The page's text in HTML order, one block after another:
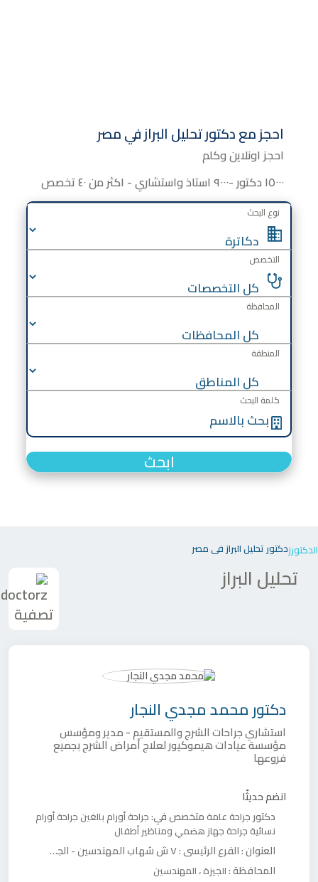
احجز مع دكتور تحليل البراز في مصر
احجز اونلاين وكلم
١٥٠٠٠ دكتور -٩٠٠٠ استاذ واستشاري - اكثر من ٤٠ تخصص
نوع البحث
التخصص
المحافظة
المنطقة
كلمة البحث
ابحث
الدكتورزدكتور تحليل البراز في مصر
تحليل البراز
تصفية
دكتورمحمد مجدي النجار
استشاري جراحات الشرج والمستقيم - مدير ومؤسس
مؤسسة عيادات هيموكيور لعلاج أمراض الشرج بجميع
فروعها
انضم حديثًا
دكتور جراحة عامةمتخصص في:جراحة أورام بالغين جراحة أورام
نسائيةجراحة جهاز هضمي ومناظير أطفال
العنوان :الفرع الرئيسى : ٧ ش شهاب المهندسين - الجيزة - مصر
المحافظة :الجيزة،المهندسين